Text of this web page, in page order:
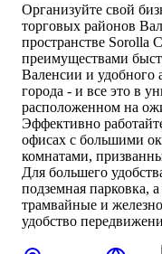
Организуйте свой
торговых районов
пространстве Sorolla
преимуществами
Валенсии и удобного
города - и все это в
расположенном на
Эффективно
офисах с большими
комнатами,
Для большего
подземная парковка,
трамвайные и
удобство